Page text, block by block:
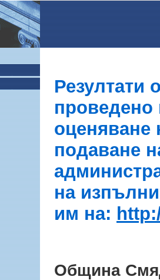
Резултати
проведено
оценяване
подаване
на
им на:
Община